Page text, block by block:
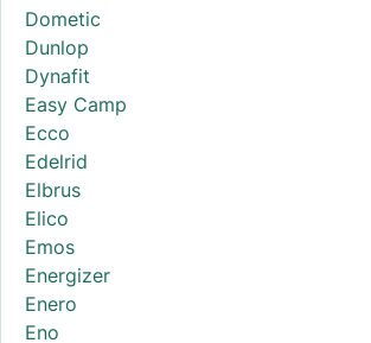
Dometic
Dunlop
Dynafit
Easy Camp
Ecco
Edelrid
Elbrus
Elico
Emos
Energizer
Enero
Eno